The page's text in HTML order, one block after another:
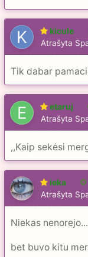
kicule
Atrašyta
Tik dabar
etaruj
Atrašyta
,,Kaip sekėsi
ieka
Atrašyta
Niekas
bet buvo kitu